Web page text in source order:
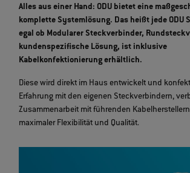
Alles aus einer Hand: ODU bietet eine
komplette Systemlösung. Das heißt jede ODU
egal ob Modularer Steckverbinder,
kundenspezifische Lösung, ist inklusive
Kabelkonfektionierung erhältlich.
Diese wird direkt im Haus entwickelt und
Erfahrung mit den eigenen Steckverbindern,
Zusammenarbeit mit führenden
maximaler Flexibilität und Qualität.